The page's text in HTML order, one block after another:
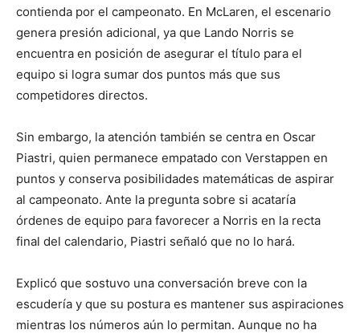
contienda por el campeonato. En McLaren, el escenario
genera presión adicional, ya que Lando Norris se
encuentra en posición de asegurar el título para el
equipo si logra sumar dos puntos más que sus
competidores directos.
Sin embargo, la atención también se centra en Oscar
Piastri, quien permanece empatado con Verstappen en
puntos y conserva posibilidades matemáticas de aspirar
al campeonato. Ante la pregunta sobre si acataría
órdenes de equipo para favorecer a Norris en la recta
final del calendario, Piastri señaló que no lo hará.
Explicó que sostuvo una conversación breve con la
escudería y que su postura es mantener sus aspiraciones
mientras los números aún lo permitan. Aunque no ha